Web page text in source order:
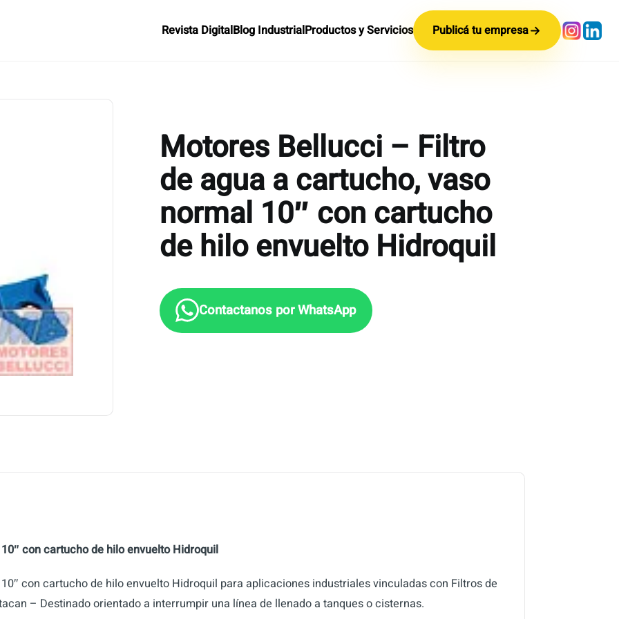
Revista DigitalBlog IndustrialProductos y Servicios Publicá tu empresa
Motores Bellucci – Filtro
de agua a cartucho, vaso
normal 10″ con cartucho
de hilo envuelto Hidroquil
con cartucho de hilo envuelto Hidroquil
con cartucho de hilo envuelto Hidroquil para aplicaciones industriales vinculadas con Filtros de
– Destinado orientado a interrumpir una línea de llenado a tanques o cisternas.